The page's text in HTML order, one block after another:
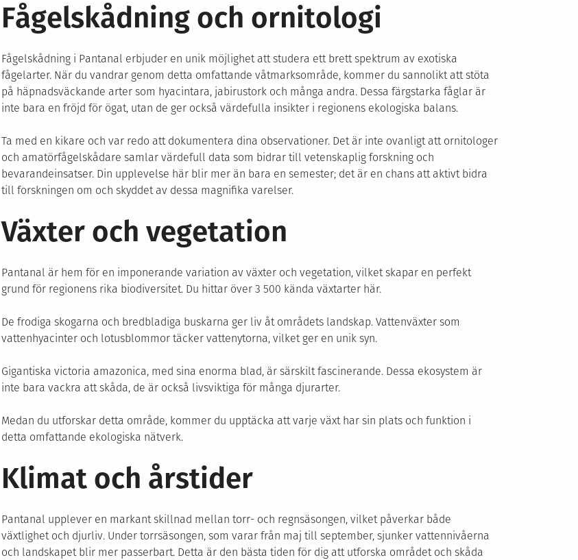
Fågelskådning och ornitologi
Fågelskådning i Pantanal erbjuder en unik möjlighet att studera ett brett spektrum av exotiska
fågelarter. När du vandrar genom detta omfattande våtmarksområde, kommer du sannolikt att stöta
på häpnadsväckande arter som hyacintara, jabirustork och många andra. Dessa färgstarka fåglar är
inte bara en fröjd för ögat, utan de ger också värdefulla insikter i regionens ekologiska balans.
Ta med en kikare och var redo att dokumentera dina observationer. Det är inte ovanligt att ornitologer
och amatörfågelskådare samlar värdefull data som bidrar till vetenskaplig forskning och
bevarandeinsatser. Din upplevelse här blir mer än bara en semester; det är en chans att aktivt bidra
till forskningen om och skyddet av dessa magnifika varelser.
Växter och vegetation
Pantanal är hem för en imponerande variation av växter och vegetation, vilket skapar en perfekt
grund för regionens rika biodiversitet. Du hittar över 3 500 kända växtarter här.
De frodiga skogarna och bredbladiga buskarna ger liv åt områdets landskap. Vattenväxter som
vattenhyacinter och lotusblommor täcker vattenytorna, vilket ger en unik syn.
Gigantiska victoria amazonica, med sina enorma blad, är särskilt fascinerande. Dessa ekosystem är
inte bara vackra att skåda, de är också livsviktiga för många djurarter.
Medan du utforskar detta område, kommer du upptäcka att varje växt har sin plats och funktion i
detta omfattande ekologiska nätverk.
Klimat och årstider
Pantanal upplever en markant skillnad mellan torr- och regnsäsongen, vilket påverkar både
växtlighet och djurliv. Under torrsäsongen, som varar från maj till september, sjunker vattennivåerna
och landskapet blir mer passerbart. Detta är den bästa tiden för dig att utforska området och skåda